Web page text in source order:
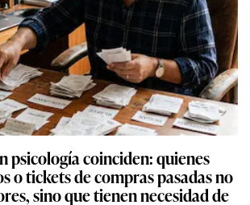
psicología coinciden: quienes
o tickets de compras pasadas no
sino que tienen necesidad de